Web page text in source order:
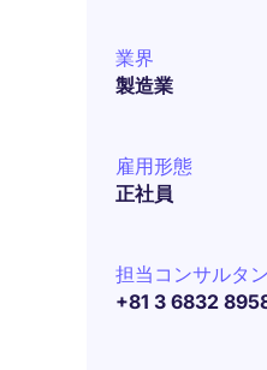
業界
製造業
雇用形態
正社員
担当コンサルタ
+81 3 6832